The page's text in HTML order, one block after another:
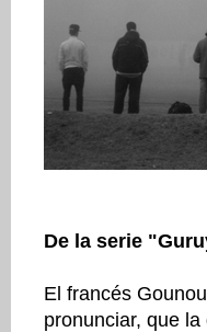
De la serie
El francés
pronunciar, que